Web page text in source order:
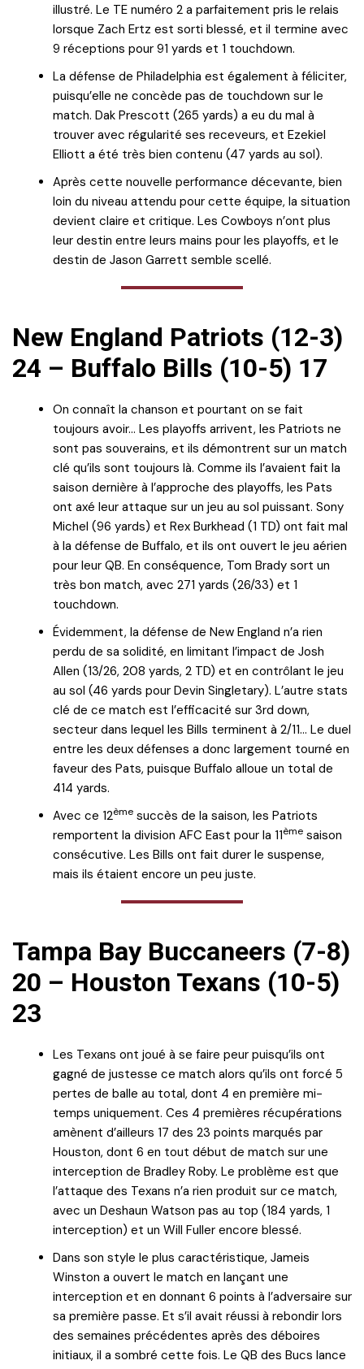
illustré. Le TE numéro 2 a parfaitement pris le relais
lorsque Zach Ertz est sorti blessé, et il termine avec
9 réceptions pour 91 yards et 1 touchdown.
La défense de Philadelphia est également à féliciter,
puisqu’elle ne concède pas de touchdown sur le
match. Dak Prescott (265 yards) a eu du mal à
trouver avec régularité ses receveurs, et Ezekiel
Elliott a été très bien contenu (47 yards au sol).
Après cette nouvelle performance décevante, bien
loin du niveau attendu pour cette équipe, la situation
devient claire et critique. Les Cowboys n’ont plus
leur destin entre leurs mains pour les playoffs, et le
destin de Jason Garrett semble scellé.
New England Patriots (12-3)
24 – Buffalo Bills (10-5) 17
On connaît la chanson et pourtant on se fait
toujours avoir… Les playoffs arrivent, les Patriots ne
sont pas souverains, et ils démontrent sur un match
clé qu’ils sont toujours là. Comme ils l’avaient fait la
saison dernière à l’approche des playoffs, les Pats
ont axé leur attaque sur un jeu au sol puissant. Sony
Michel (96 yards) et Rex Burkhead (1 TD) ont fait mal
à la défense de Buffalo, et ils ont ouvert le jeu aérien
pour leur QB. En conséquence, Tom Brady sort un
très bon match, avec 271 yards (26/33) et 1
touchdown.
Évidemment, la défense de New England n’a rien
perdu de sa solidité, en limitant l’impact de Josh
Allen (13/26, 208 yards, 2 TD) et en contrôlant le jeu
au sol (46 yards pour Devin Singletary). L’autre stats
clé de ce match est l’efficacité sur 3rd down,
secteur dans lequel les Bills terminent à 2/11… Le duel
entre les deux défenses a donc largement tourné en
faveur des Pats, puisque Buffalo alloue un total de
414 yards.
Avec ce 12ème succès de la saison, les Patriots
remportent la division AFC East pour la 11ème saison
consécutive. Les Bills ont fait durer le suspense,
mais ils étaient encore un peu juste.
Tampa Bay Buccaneers (7-8)
20 – Houston Texans (10-5)
23
Les Texans ont joué à se faire peur puisqu’ils ont
gagné de justesse ce match alors qu’ils ont forcé 5
pertes de balle au total, dont 4 en première mi-
temps uniquement. Ces 4 premières récupérations
amènent d’ailleurs 17 des 23 points marqués par
Houston, dont 6 en tout début de match sur une
interception de Bradley Roby. Le problème est que
l’attaque des Texans n’a rien produit sur ce match,
avec un Deshaun Watson pas au top (184 yards, 1
interception) et un Will Fuller encore blessé.
Dans son style le plus caractéristique, Jameis
Winston a ouvert le match en lançant une
interception et en donnant 6 points à l’adversaire sur
sa première passe. Et s’il avait réussi à rebondir lors
des semaines précédentes après des déboires
initiaux, il a sombré cette fois. Le QB des Bucs lance